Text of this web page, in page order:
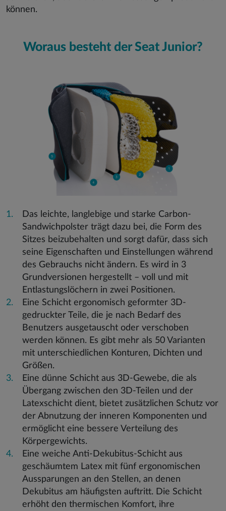
können.
Woraus besteht der Seat Junior?
Das leichte, langlebige und starke Carbon-
Sandwichpolster trägt dazu bei, die Form des
Sitzes beizubehalten und sorgt dafür, dass sich
seine Eigenschaften und Einstellungen während
des Gebrauchs nicht ändern. Es wird in 3
Grundversionen hergestellt – voll und mit
Entlastungslöchern in zwei Positionen.
Eine Schicht ergonomisch geformter 3D-
gedruckter Teile, die je nach Bedarf des
Benutzers ausgetauscht oder verschoben
werden können. Es gibt mehr als 50 Varianten
mit unterschiedlichen Konturen, Dichten und
Größen.
Eine dünne Schicht aus 3D-Gewebe, die als
Übergang zwischen den 3D-Teilen und der
Latexschicht dient, bietet zusätzlichen Schutz vor
der Abnutzung der inneren Komponenten und
ermöglicht eine bessere Verteilung des
Körpergewichts.
Eine weiche Anti-Dekubitus-Schicht aus
geschäumtem Latex mit fünf ergonomischen
Aussparungen an den Stellen, an denen
Dekubitus am häufigsten auftritt. Die Schicht
erhöht den thermischen Komfort, ihre